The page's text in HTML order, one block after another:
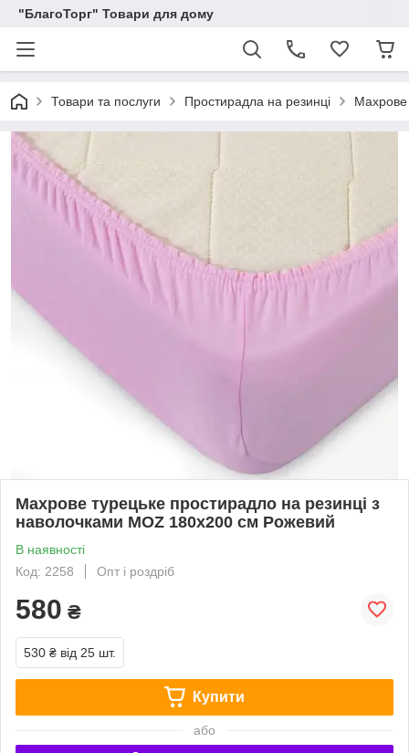
"БлагоТорг" Товари для дому
Товари та послуги Простирадла на резинці Махрове
Махрове турецьке простирадло на резинці з
наволочками MOZ 180х200 см Рожевий
В наявності
Код: 2258
Опт і роздріб
580 ₴
530 ₴ від 25 шт.
Купити
або